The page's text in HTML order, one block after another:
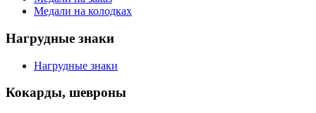
Медали на колодках
Нагрудные знаки
Нагрудные знаки
Кокарды, шевроны